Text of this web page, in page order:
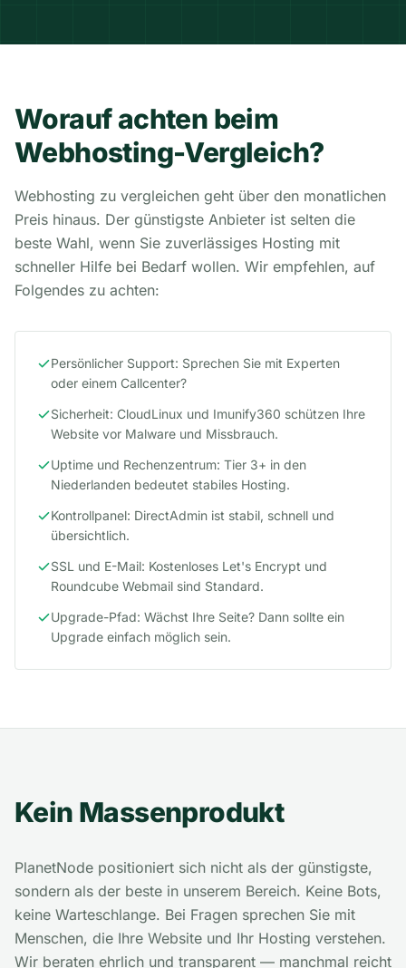
Worauf achten beim
Webhosting-Vergleich?
Webhosting zu vergleichen geht über den monatlichen
Preis hinaus. Der günstigste Anbieter ist selten die
beste Wahl, wenn Sie zuverlässiges Hosting mit
schneller Hilfe bei Bedarf wollen. Wir empfehlen, auf
Folgendes zu achten:
Persönlicher Support: Sprechen Sie mit Experten
oder einem Callcenter?
Sicherheit: CloudLinux und Imunify360 schützen Ihre
Website vor Malware und Missbrauch.
Uptime und Rechenzentrum: Tier 3+ in den
Niederlanden bedeutet stabiles Hosting.
Kontrollpanel: DirectAdmin ist stabil, schnell und
übersichtlich.
SSL und E-Mail: Kostenloses Let's Encrypt und
Roundcube Webmail sind Standard.
Upgrade-Pfad: Wächst Ihre Seite? Dann sollte ein
Upgrade einfach möglich sein.
Kein Massenprodukt
PlanetNode positioniert sich nicht als der günstigste,
sondern als der beste in unserem Bereich. Keine Bots,
keine Warteschlange. Bei Fragen sprechen Sie mit
Menschen, die Ihre Website und Ihr Hosting verstehen.
Wir beraten ehrlich und transparent — manchmal reicht